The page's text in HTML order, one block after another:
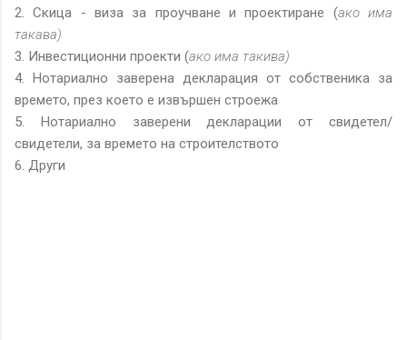
2. Скица - виза за проучване и проектиране (ако има
такава)
3. Инвестиционни проекти (ако има такива)
4. Нотариално заверена декларация от собственика за
времето, през което е извършен строежа
5. Нотариално заверени декларации от свидетел/
свидетели, за времето на строителството
6. Други